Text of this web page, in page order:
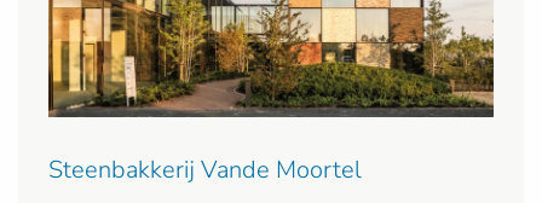
Steenbakkerij Vande Moortel